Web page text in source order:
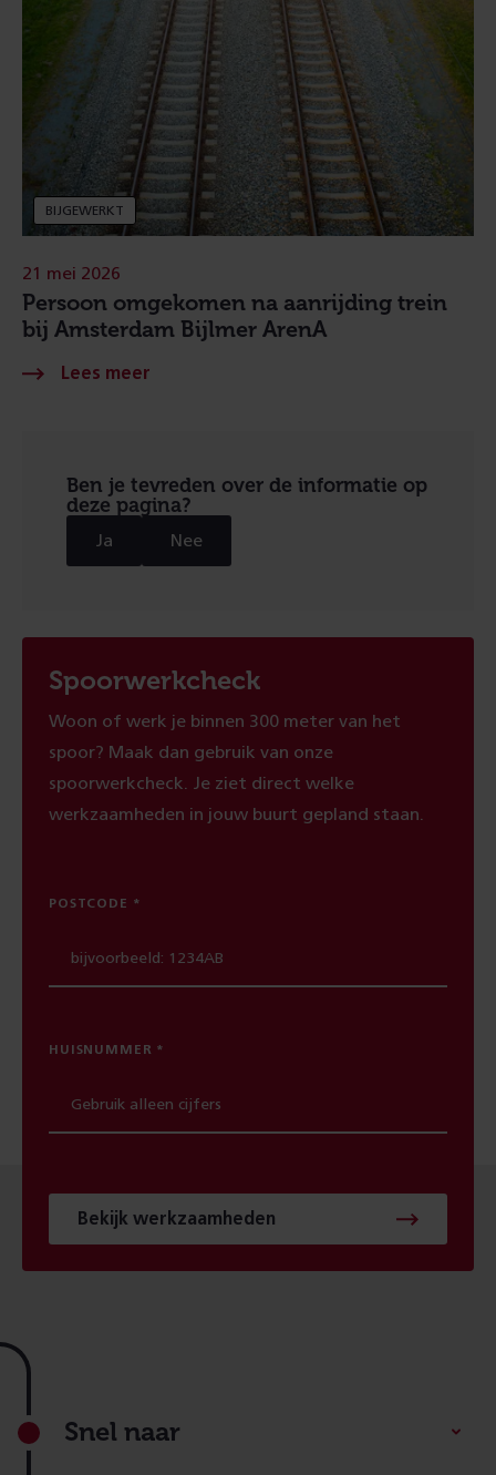
BIJGEWERKT
Persoon omgekomen na aanrijding trein
bij Amsterdam Bijlmer ArenA
21 mei 2026
Ben je tevreden over de informatie op
deze pagina?
Ja Nee
Spoorwerkcheck
Woon of werk je binnen 300 meter van het
spoor? Maak dan gebruik van onze
spoorwerkcheck. Je ziet direct welke
werkzaamheden in jouw buurt gepland staan.
POSTCODE
HUISNUMMER
Bekijk werkzaamheden
Footer
Snel naar